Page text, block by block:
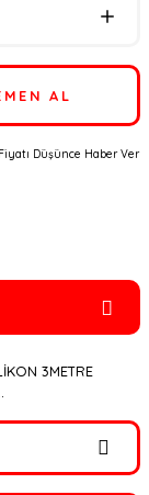
AL
Fiyatı Düşünce Haber Ver
3METRE